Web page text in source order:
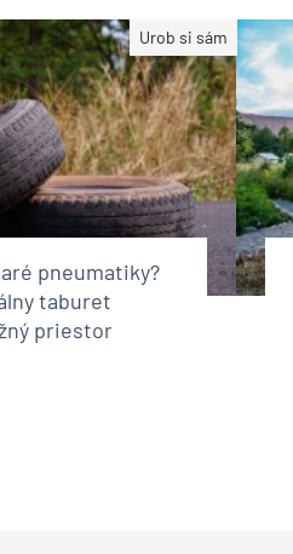
Urob si sám
pneumatiky?
taburet
priestor